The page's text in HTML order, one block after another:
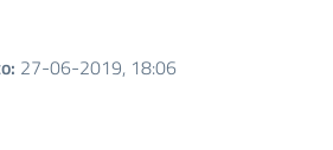
: 27-06-2019, 18:06